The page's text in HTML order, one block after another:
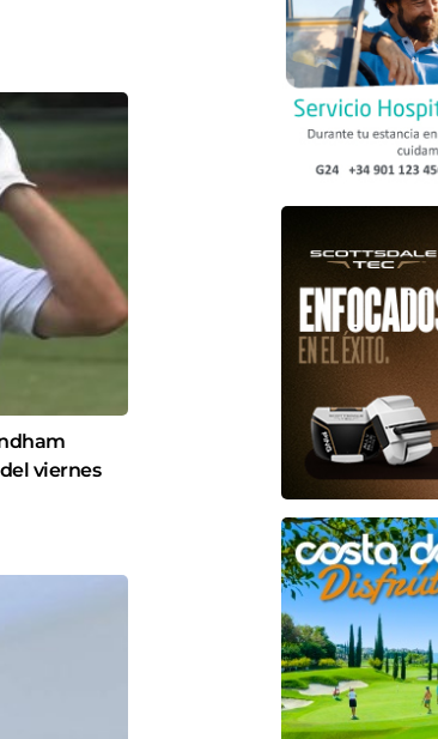
viernes